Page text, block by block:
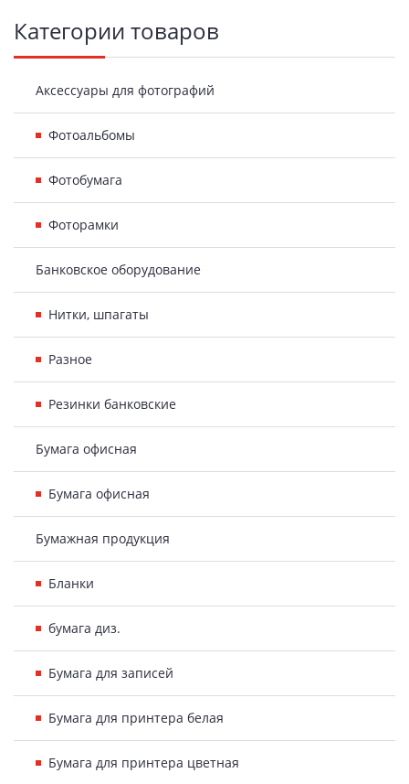
Боковая
панель
Категории товаров
Аксессуары для фотографий
Фотоальбомы
Фотобумага
Фоторамки
Банковское оборудование
Нитки, шпагаты
Разное
Резинки банковские
Бумага офисная
Бумага офисная
Бумажная продукция
Бланки
бумага диз.
Бумага для записей
Бумага для принтера белая
Бумага для принтера цветная